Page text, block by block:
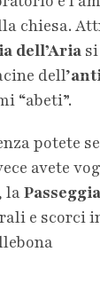
chiesa.
dell’Aria
dell’
“abeti”.
potete
avete
la
e scorci